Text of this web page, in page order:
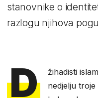
stanovnike o
razlogu njihova
D
žihadisti
nedjelju